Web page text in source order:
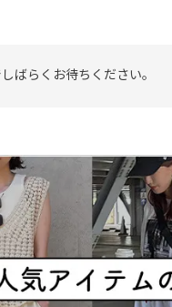
ばらくお待ちください。